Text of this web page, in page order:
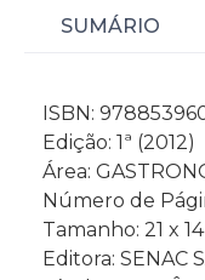
SUMÁRIO
ISBN:
Edição: 1ª (2012)
Área:
Número de
Tamanho: 21 x
Editora: SENAC